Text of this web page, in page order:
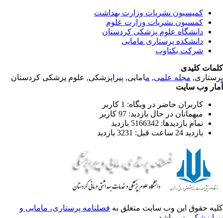
کمیسیون نشریات وزارت بهداشت
کمسیون نشریات وزارت علوم
دانشگاه علوم پزشکی کردستان
دانشکده پرستاری مامایی
شرکت یکتاوب
کلیدی
مجله علمی, م امایی, پیراپزشکی, علوم پزشکی کردستان
وب سایت
کاربران حاضر در وبگاه: 1 کاربر
میهمانان در حال بازدید: 97 کاربر
تمام بازدید‌ها: 5166342 بازدید
بازدید 24 ساعت قبل: 3231 بازدید
حقوق این وب سایت متعلق بهفصلنامه پرستاری، مامایی و